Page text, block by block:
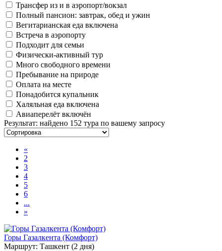
Трансфер из и в аэропорт/вокзал
Полный пансион: завтрак, обед и ужин
Вегитарианская еда включена
Встреча в аэропорту
Подходит для семьи
Физически-активный тур
Много свободного времени
Пребывание на природе
Оплата на месте
Понадобится купальник
Халяльная еда включена
Авиаперелёт включён
Результат: найдено 152 тура по вашему запросу
«
2
3
4
5
6
...
»
Горы Газалкента (Комфорт)
Маршрут: Ташкент (2 дня)